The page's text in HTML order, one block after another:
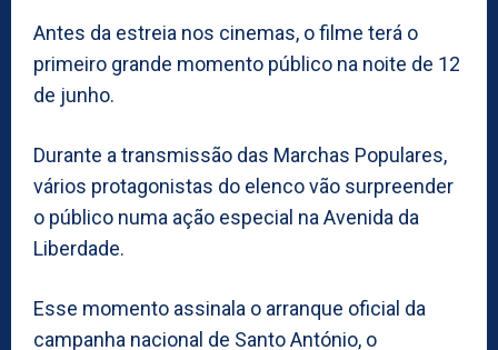
Antes da estreia nos cinemas, o filme terá o
primeiro grande momento público na noite de 12
de junho.
Durante a transmissão das Marchas Populares,
vários protagonistas do elenco vão surpreender
o público numa ação especial na Avenida da
Liberdade.
Esse momento assinala o arranque oficial da
campanha nacional de Santo António, o